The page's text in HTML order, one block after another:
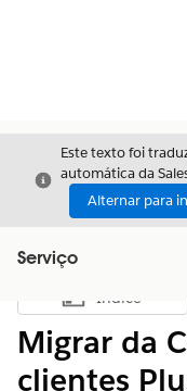
Fechar
Este texto foi
automática da
Alternar para
Serviço
Mostrar índice
Índice
Migrar da
clientes